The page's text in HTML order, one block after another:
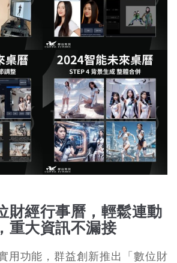
財經行事曆，輕鬆連動
重大資訊不漏接
用功能，群益創新推出「數位財